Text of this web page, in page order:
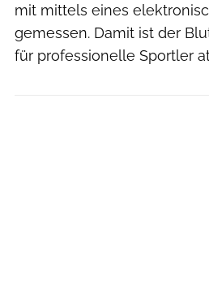
mit mittels eines
gemessen. Damit ist der
für professionelle Sportler